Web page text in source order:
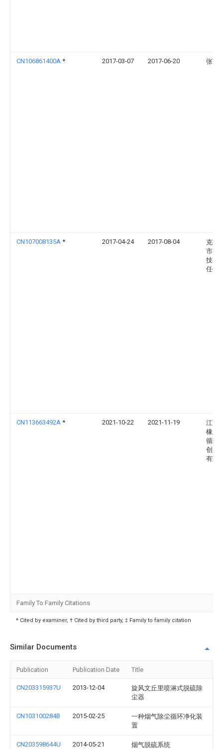
CN106861400A * 2017-03-07 2017-06-20 张西
CN107008135A * 2017-04-24 2017-08-04
克拉
市杰
技有
任公
CN113663492A * 2021-10-22 2021-11-19
江苏
橡胶
循环
创新
有限
Family To Family Citations
* Cited by examiner, † Cited by third party, ‡ Family to family citation
Similar Documents
Publication Publication Date Title
CN203315937U 2013-12-04
旋风文丘里喷淋式脱硫除
尘器
CN103100284B 2015-02-25
一种烟气除尘循环净化装
置
CN203598644U 2014-05-21 烟气脱硫系统